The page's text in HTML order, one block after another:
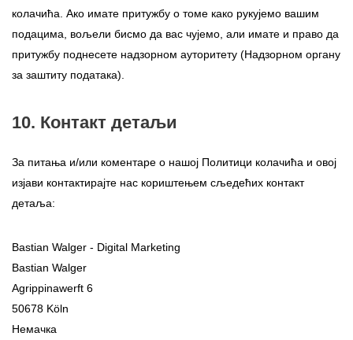
колачића. Ако имате притужбу о томе како рукујемо вашим
подацима, вољели бисмо да вас чујемо, али имате и право да
притужбу поднесете надзорном ауторитету (Надзорном органу
за заштиту података).
10. Контакт детаљи
За питања и/или коментаре о нашој Политици колачића и овој
изјави контактирајте нас кориштењем сљедећих контакт
детаља:
Bastian Walger - Digital Marketing
Bastian Walger
Agrippinawerft 6
50678 Köln
Немачка